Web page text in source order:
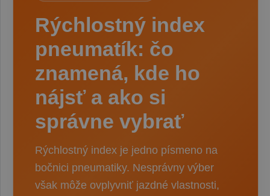
Rýchlostný index
pneumatík: čo
znamená, kde ho
nájsť a ako si
správne vybrať
Rýchlostný index je jedno písmeno na
bočnici pneumatiky. Nesprávny výber
však môže ovplyvniť jazdné vlastnosti,